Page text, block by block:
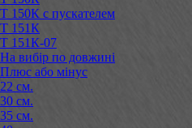
Т 150К с пускателем
Т 151К
Т 151К-07
На вибір по довжині
Плюс або мінус
22 см.
30 см.
35 см.